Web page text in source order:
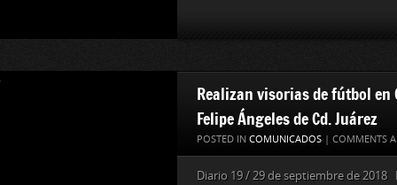
Realizan visorias de fútbol
Felipe Ángeles de Cd. Juárez
POSTED IN COMUNICADOS | COMMENTS
Diario 19 / 29 de septiembre de